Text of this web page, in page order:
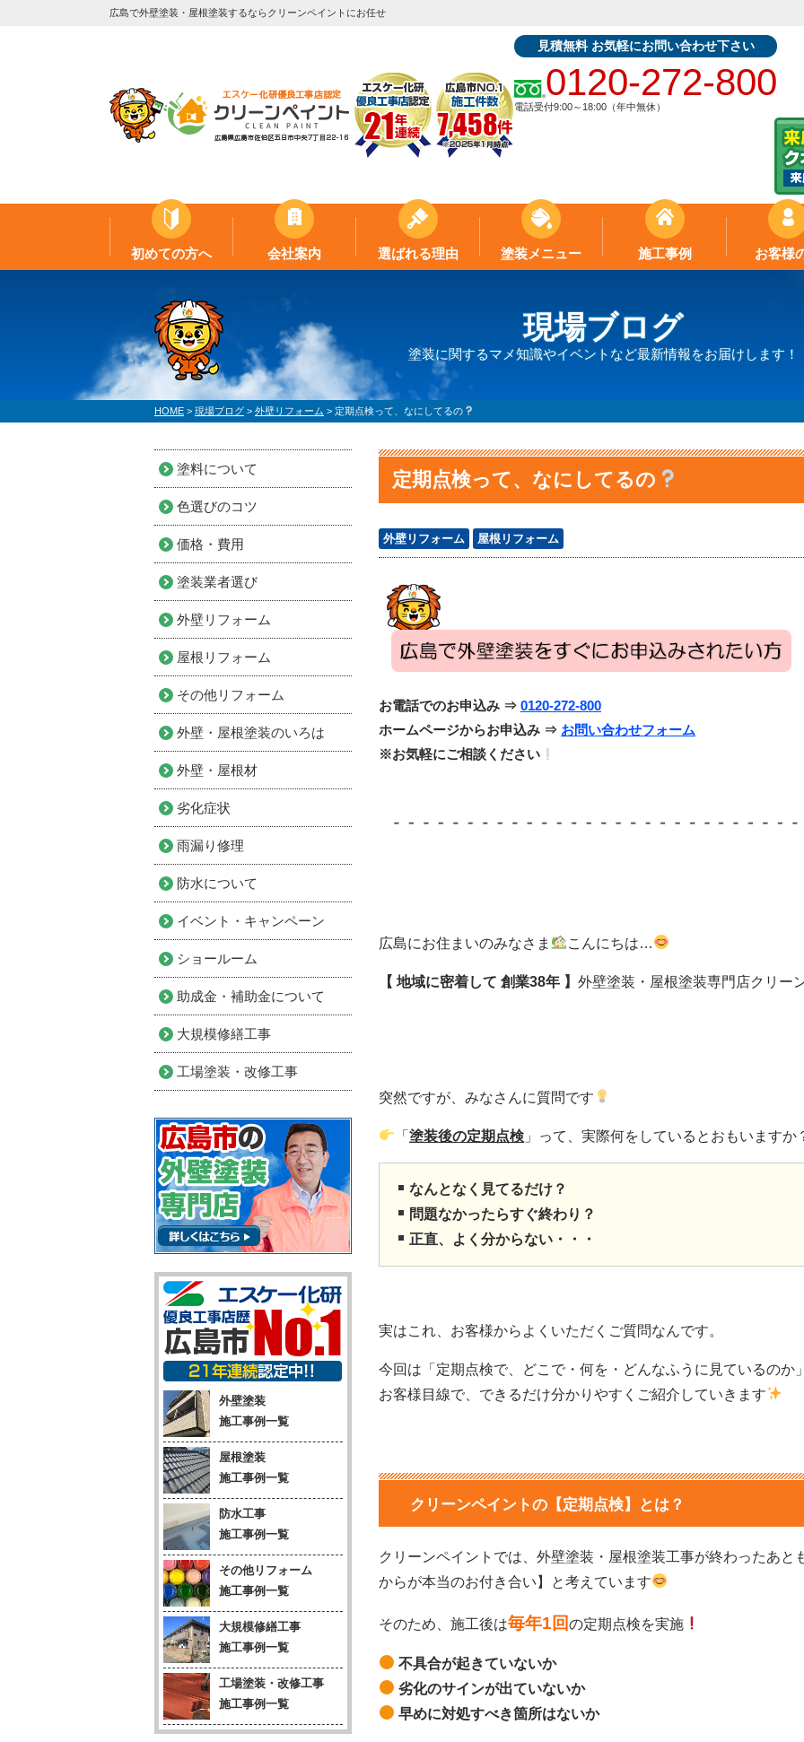
広島で外壁塗装・屋根塗装するならクリーンペイントにお任せ
見積無料 お気軽にお問い合わせ下さい
0120-272-800
電話受付9:00～18:00（年中無休）
初めての方へ 会社案内 選ばれる理由 塗装メニュー 施工事例 お客様
現場ブログ
塗装に関するマメ知識やイベントなど最新情報をお届けします！
HOME > 現場ブログ > 外壁リフォーム > 定期点検って、なにしてるの
定期点検って、なにしてるの
外壁リフォーム 屋根リフォーム
お電話でのお申込み ⇒ 0120-272-800
ホームページからお申込み ⇒ お問い合わせフォーム
※お気軽にご相談ください
広島にお住まいのみなさま こんにちは…
【 地域に密着して 創業38年 】 外壁塗装・屋根塗装専門店クリー
突然ですが、みなさんに質問です
「塗装後の定期点検 」って、実際何をしているとおもいますか
なんとなく見てるだけ？
問題なかったらすぐ終わり？
正直、よく分からない・・・
実はこれ、お客様からよくいただくご質問なんです。
今回は 「定期点検で、どこで・何を・どんなふうに見ているのか」
お客様目線で、できるだけ分かりやすくご紹介していきます
クリーンペイントの【定期点検】とは？
クリーンペイントでは、外壁塗装・屋根塗装工事が終わったあと
からが本当のお付き合い】と考えています
そのため、施工後は毎年1回の定期点検を実施
不具合が起きていないか
劣化のサインが出ていないか
早めに対処すべき箇所はないか
塗料について
色選びのコツ
価格・費用
塗装業者選び
外壁リフォーム
屋根リフォーム
その他リフォーム
外壁・屋根塗装のいろは
外壁・屋根材
劣化症状
雨漏り修理
防水について
イベント・キャンペーン
ショールーム
助成金・補助金について
大規模修繕工事
工場塗装・改修工事
外壁塗装
施工事例一覧
屋根塗装
施工事例一覧
防水工事
施工事例一覧
その他リフォーム
施工事例一覧
大規模修繕工事
施工事例一覧
工場塗装・改修工事
施工事例一覧